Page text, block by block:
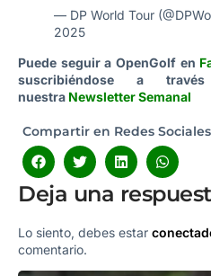
— DP World Tour
2025
Puede seguir a OpenGolf en
suscribiéndose a
nuestra Newsletter Semanal
Compartir en Redes Sociales
Deja una
Lo siento, debes estar
comentario.